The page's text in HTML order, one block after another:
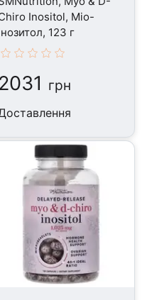
Inositol, Міо-
123 г
2031 грн